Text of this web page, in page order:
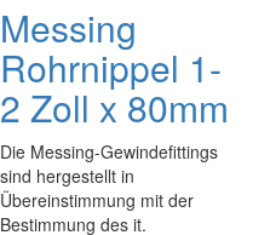
Messing
Rohrnippel 1-
2 Zoll x 80mm
Die Messing-Gewindefittings
sind hergestellt in
Übereinstimmung mit der
Bestimmung des it.